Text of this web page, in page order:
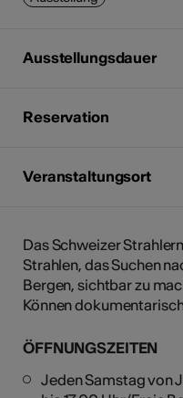
Ausstellungsdauer
Reservation
Veranstaltungsort
Das Schweizer
Strahlen, das Suchen
Bergen, sichtbar zu
Können
ÖFFNUNGSZEITEN
Jeden Samstag von